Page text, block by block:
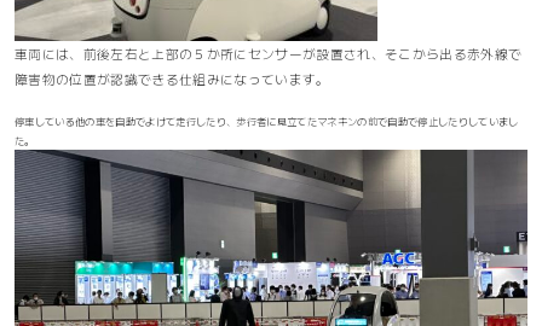
車両には、前後左右と上部の５か所にセンサーが設置され、 そこから出る赤外線で
障害物の位置が認識できる仕組みになっています。
停車している他の車を自動でよけて走行したり、歩行者に見立てたマネキンの前で自動で停止したりしていまし
た。